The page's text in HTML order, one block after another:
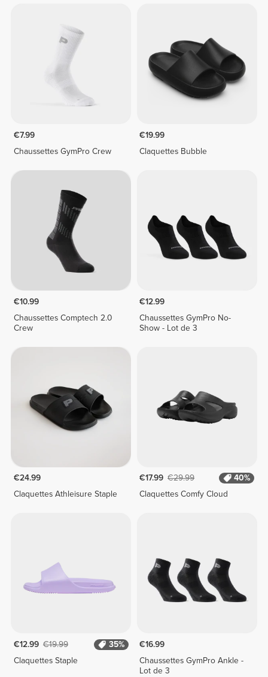
€7.99
Chaussettes GymPro Crew
€19.99
Claquettes Bubble
€10.99
Chaussettes Comptech 2.0
Crew
€12.99
Chaussettes GymPro No-
Show - Lot de 3
€24.99
Claquettes Athleisure Staple
€17.99 €29.99
40%
Claquettes Comfy Cloud
€12.99 €19.99
35%
Claquettes Staple
€16.99
Chaussettes GymPro Ankle -
Lot de 3